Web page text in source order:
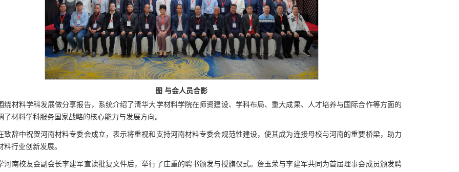
图 与会人员合影
绕材料学科发展做分享报告，系统介绍了清华大学材料学院在师资建设、学科布局、重大成果、人才培养与国际合作等方面的
了材料学科服务国家战略的核心能力与发展方向。
致辞中祝贺河南材料专委会成立，表示将重视和支持河南材料专委会规范性建设，使其成为连接母校与河南的重要桥梁，助力
料行业创新发展。
河南校友会副会长李建军宣读批复文件后，举行了庄重的聘书颁发与授旗仪式。詹玉荣与李建军共同为首届理事会成员颁发聘